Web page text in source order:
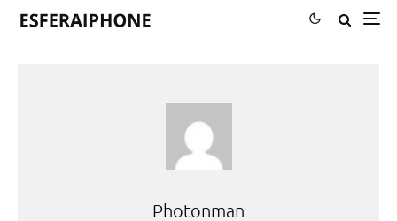
Photonman